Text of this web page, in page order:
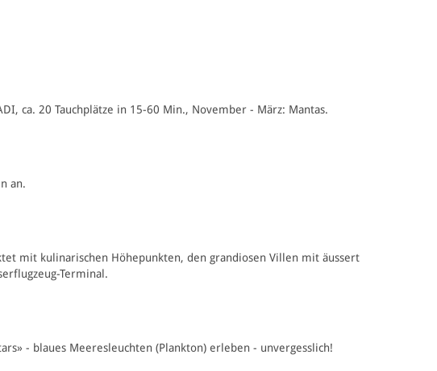
ca. 20 Tauchplätze in 15-60 Min., November - März: Mantas.
an.
mit kulinarischen Höhepunkten, den grandiosen Villen mit äussert
Terminal.
- blaues Meeresleuchten (Plankton) erleben - unvergesslich!